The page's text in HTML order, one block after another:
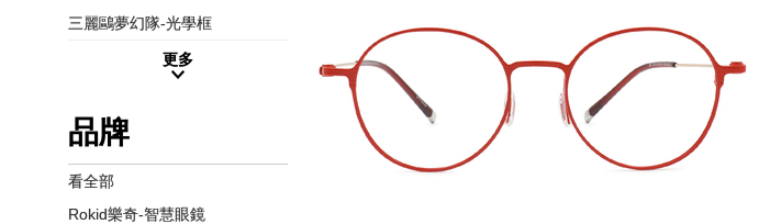
三麗鷗夢幻隊-光學框
更多
品牌
看全部
Rokid樂奇-智慧眼鏡